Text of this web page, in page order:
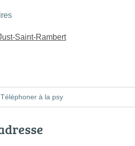
Saint-Rambert
Téléphoner à la psy